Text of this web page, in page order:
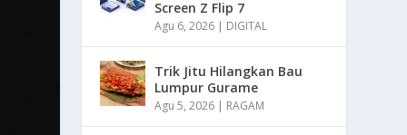
Screen Z Flip 7
Agu 6, 2026 | DIGITAL
Trik Jitu Hilangkan Bau
Lumpur Gurame
Agu 5, 2026 | RAGAM